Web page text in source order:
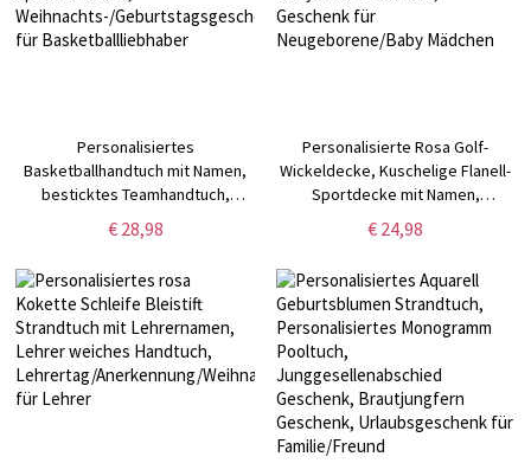
Personalisiertes
Basketballhandtuch mit Namen,
besticktes Teamhandtuch,
schnell trocknendes cooles
Sporthandtuch,
Weihnachts-/Geburtstagsgeschenk
für Basketballliebhaber
€ 28,98
Personalisierte Rosa Golf-
Wickeldecke, Kuschelige Flanell-
Sportdecke mit Namen,
Kinderzimmer Dekor, Babyshow-
Geschenk, Geschenk für
€ 24,98